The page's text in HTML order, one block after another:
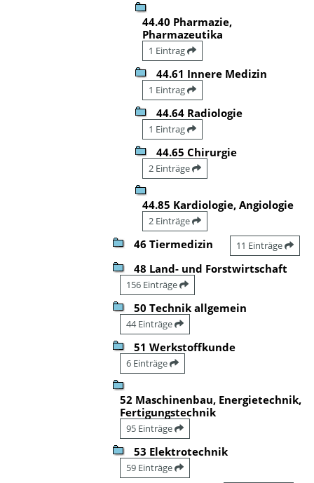
44.40 Pharmazie,
Pharmazeutika
1 Eintrag
44.61 Innere Medizin
1 Eintrag
44.64 Radiologie
1 Eintrag
44.65 Chirurgie
2 Einträge
44.85 Kardiologie, Angiologie
2 Einträge
46 Tiermedizin 11 Einträge
48 Land- und Forstwirtschaft
156 Einträge
50 Technik allgemein
44 Einträge
51 Werkstoffkunde
6 Einträge
52 Maschinenbau, Energietechnik,
Fertigungstechnik
95 Einträge
53 Elektrotechnik
59 Einträge